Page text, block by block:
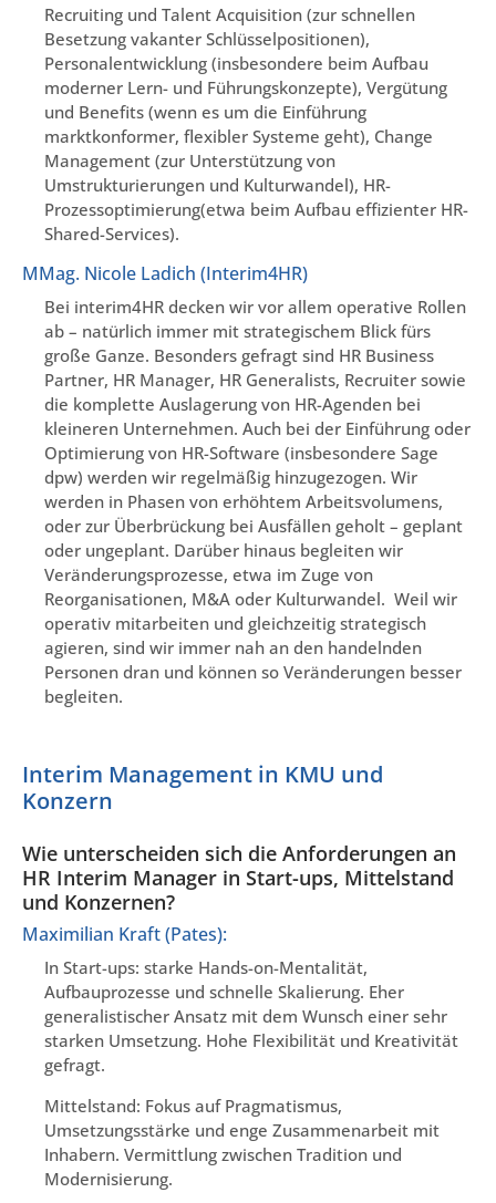
Recruiting und Talent Acquisition (zur schnellen
Besetzung vakanter Schlüsselpositionen),
Personalentwicklung (insbesondere beim Aufbau
moderner Lern- und Führungskonzepte), Vergütung
und Benefits (wenn es um die Einführung
marktkonformer, flexibler Systeme geht), Change
Management (zur Unterstützung von
Umstrukturierungen und Kulturwandel), HR-
Prozessoptimierung(etwa beim Aufbau effizienter HR-
Shared-Services).
MMag. Nicole Ladich (Interim4HR)
Bei interim4HR decken wir vor allem operative Rollen
ab – natürlich immer mit strategischem Blick fürs
große Ganze. Besonders gefragt sind HR Business
Partner, HR Manager, HR Generalists, Recruiter sowie
die komplette Auslagerung von HR-Agenden bei
kleineren Unternehmen. Auch bei der Einführung oder
Optimierung von HR-Software (insbesondere Sage
dpw) werden wir regelmäßig hinzugezogen. Wir
werden in Phasen von erhöhtem Arbeitsvolumens,
oder zur Überbrückung bei Ausfällen geholt – geplant
oder ungeplant. Darüber hinaus begleiten wir
Veränderungsprozesse, etwa im Zuge von
Reorganisationen, M&A oder Kulturwandel. Weil wir
operativ mitarbeiten und gleichzeitig strategisch
agieren, sind wir immer nah an den handelnden
Personen dran und können so Veränderungen besser
begleiten.
Interim Management in KMU und
Konzern
Wie unterscheiden sich die Anforderungen an
HR Interim Manager in Start-ups, Mittelstand
und Konzernen?
Maximilian Kraft (Pates):
In Start-ups: starke Hands-on-Mentalität,
Aufbauprozesse und schnelle Skalierung. Eher
generalistischer Ansatz mit dem Wunsch einer sehr
starken Umsetzung. Hohe Flexibilität und Kreativität
gefragt.
Mittelstand: Fokus auf Pragmatismus,
Umsetzungsstärke und enge Zusammenarbeit mit
Inhabern. Vermittlung zwischen Tradition und
Modernisierung.